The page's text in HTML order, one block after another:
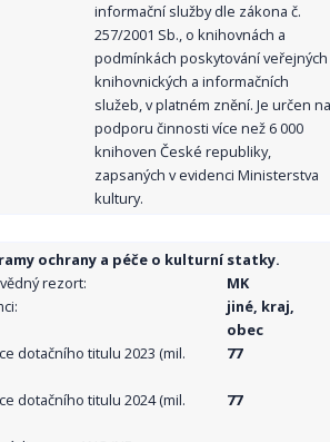
informační služby dle zákona č.
257/2001 Sb., o knihovnách a
podmínkách poskytování veřejných
knihovnických a informačních
služeb, v platném znění. Je určen na
podporu činnosti více než 6 000
knihoven České republiky,
zapsaných v evidenci Ministerstva
kultury.
ochrany a péče o kulturní statky.
rezort:
MK
jiné, kraj,
obec
dotačního titulu 2023 (mil.
77
dotačního titulu 2024 (mil.
77